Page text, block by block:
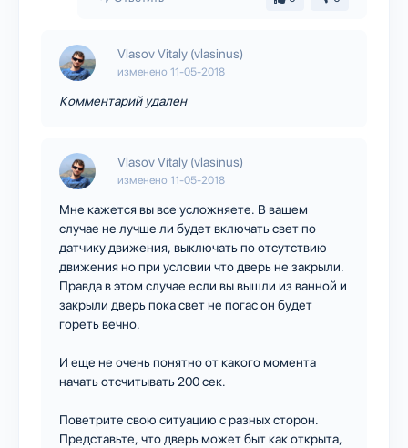
Vlasov Vitaly (vlasinus)
изменено 11-05-2018
Комментарий удален
Vlasov Vitaly (vlasinus)
изменено 11-05-2018
Мне кажется вы все усложняете. В вашем
случае не лучше ли будет включать свет по
датчику движения, выключать по отсутствию
движения но при условии что дверь не закрыли.
Правда в этом случае если вы вышли из ванной и
закрыли дверь пока свет не погас он будет
гореть вечно.
И еще не очень понятно от какого момента
начать отсчитывать 200 сек.
Поветрите свою ситуацию с разных сторон.
Представьте, что дверь может быт как открыта,